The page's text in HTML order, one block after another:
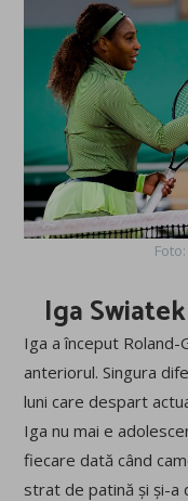
Iga
Iga a început
anteriorul. Singura
luni care despart
Iga nu mai e
fiecare dată când
strat de patină și și-a